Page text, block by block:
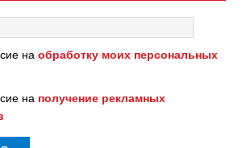
на обработку моих персональных
на получение рекламных